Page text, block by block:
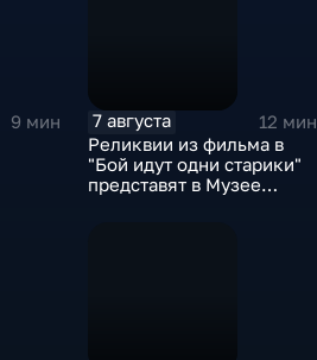
9 мин
7 августа
12 мин
Реликвии из фильма в
"Бой идут одни старики"
представят в Музее